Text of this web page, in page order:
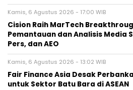
Kamis, 6 Agustus 2026 - 17:00 WIB
Cision Raih MarTech
Pemantauan dan Analisis Media
Pers, dan AEO
Kamis, 6 Agustus 2026 - 13:02 WIB
Fair Finance Asia Desak
untuk Sektor Batu Bara di ASEAN